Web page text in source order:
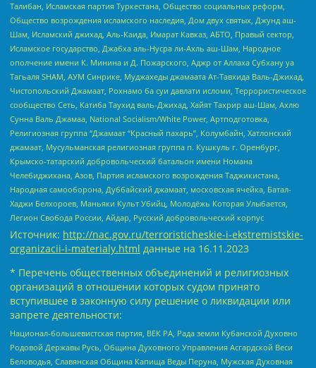
Талибан, Исламская партия Туркестана, Общество социальных реформ,
Общество возрождения исламского наследия, Дом двух святых, Джунд аш-
Шам, Исламский джихад, Аль-Каида, Имарат Кавказ, АБТО, Правый сектор,
Исламское государство, Джабха аль-Нусра ли-Ахль аш-Шам, Народное
ополчение имени К. Минина и Д. Пожарского, Аджр от Аллаха Субхану уа
Тагьаля SHAM, АУМ Синрике, Муджахеды джамаата Ат-Тавхида Валь-Джихад,
Чистопольский Джамаат, Рохнамо ба суи давлати исломи, Террористическое
сообщество Сеть, Катиба Таухид валь-Джихад, Хайят Тахрир аш-Шам, Ахлю
Сунна Валь Джамаа, National Socialism/White Power, Артподготовка,
Религиозная группа “Джамаат “Красный пахарь”, Колумбайн, Хатлонский
джамаат, Мусульманская религиозная группа п. Кушкуль г. Оренбург,
Крымско-татарский добровольческий батальон имени Номана
Челебиджихана, Азов, Партия исламского возрождения Таджикистана,
Народная самооборона, Дуббайский джамаат, московская ячейка, Батал-
Хаджи Белхороев, Маньяки Культ Убийц, Молодёжь Которая Улыбается,
Легион Свобода России, Айдар, Русский добровольческий корпус
Источник: http://nac.gov.ru/terroristicheskie-i-ekstremistskie-
organizacii-i-materialy.html данные на 16.11.2023
* Перечень общественных объединений и религиозных
организаций в отношении которых судом принято
вступившее в законную силу решение о ликвидации или
запрете деятельности:
Национал-большевистская партия, ВЕК РА, Рада земли Кубанской Духовно
Родовой Державы Русь, Община Духовного Управления Асгардской Веси
Беловодья, Славянская Община Капища Веды Перуна, Мужская Духовная